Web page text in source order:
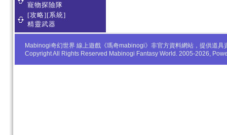
寵物探險隊
[攻略][系統]
精靈武器
Mabinogi奇幻世界 線上遊戲《瑪奇mabinogi》非官方資料網站，提供道
Copyright All Rights Reserved Mabinogi Fantasy World. 2005-2026,